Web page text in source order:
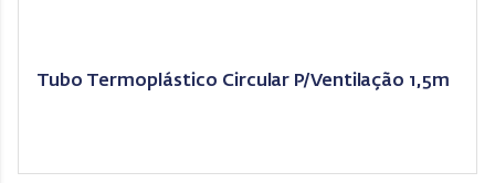
Tubo Termoplástico Circular P/Ventilação 1,5m